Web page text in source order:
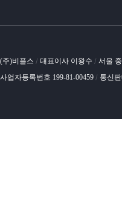
(주)비플스 / 대표이사 이왕수 / 서울
사업자등록번호 199-81-00459 / 통신